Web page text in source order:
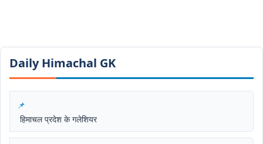
Daily Himachal GK​​
हिमाचल प्रदेश के गलेशियर